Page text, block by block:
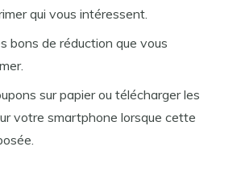
qui vous intéressent.
bons de réduction que vous
sur papier ou télécharger les
votre smartphone lorsque cette